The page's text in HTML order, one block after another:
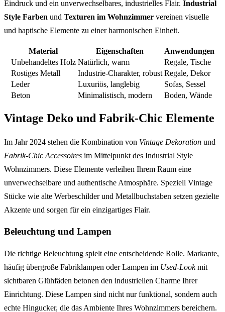
Eindruck und ein unverwechselbares, industrielles Flair. Industrial
Style Farben und Texturen im Wohnzimmer vereinen visuelle
und haptische Elemente zu einer harmonischen Einheit.
Material Eigenschaften
Anwendungen
Unbehandeltes Holz Natürlich, warm
Regale, Tische
Rostiges Metall
Industrie-Charakter, robust Regale, Dekor
Leder
Luxuriös, langlebig
Sofas, Sessel
Beton
Minimalistisch, modern Boden, Wände
Vintage Deko und Fabrik-Chic Elemente
Im Jahr 2024 stehen die Kombination von Vintage Dekoration und
Fabrik-Chic Accessoires im Mittelpunkt des Industrial Style
Wohnzimmers. Diese Elemente verleihen Ihrem Raum eine
unverwechselbare und authentische Atmosphäre. Speziell Vintage
Stücke wie alte Werbeschilder und Metallbuchstaben setzen gezielte
Akzente und sorgen für ein einzigartiges Flair.
Beleuchtung und Lampen
Die richtige Beleuchtung spielt eine entscheidende Rolle. Markante,
häufig übergroße Fabriklampen oder Lampen im Used-Lookmit
sichtbaren Glühfäden betonen den industriellen Charme Ihrer
Einrichtung. Diese Lampen sind nicht nur funktional, sondern auch
echte Hingucker, die das Ambiente Ihres Wohnzimmers bereichern.